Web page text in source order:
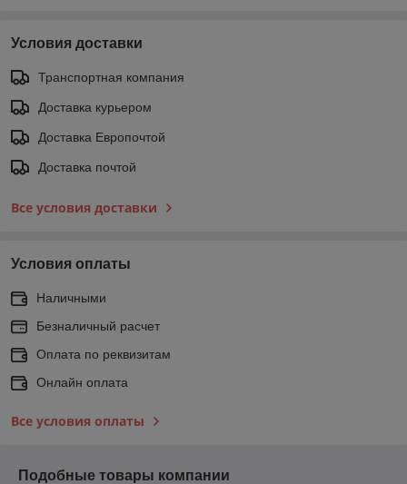
Условия доставки
Транспортная компания
Доставка курьером
Доставка Европочтой
Доставка почтой
Все условия доставки
Условия оплаты
Наличными
Безналичный расчет
Оплата по реквизитам
Онлайн оплата
Все условия оплаты
Подобные товары компании